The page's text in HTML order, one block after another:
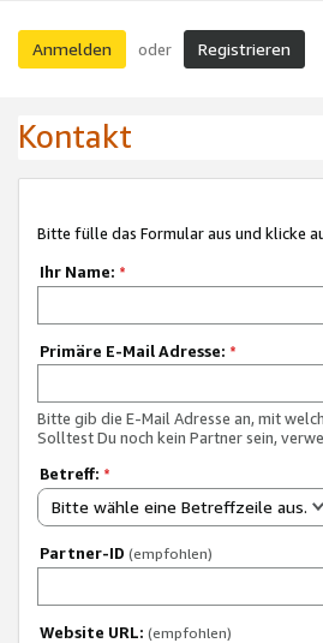
Anmelden oder Registrieren
Kontakt
Bitte fülle das Formular aus und klicke
Ihr Name: *
Primäre E-Mail Adresse: *
Bitte gib die E-Mail Adresse an, mit
Solltest Du noch kein Partner sein,
Betreff: *
Bitte wähle eine Betreffzeile aus.
Partner-ID (empfohlen)
Website URL: (empfohlen)